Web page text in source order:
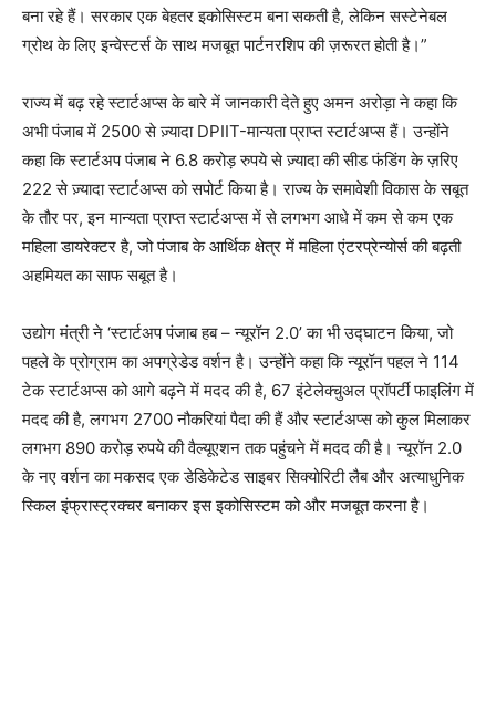
बना रहे हैं। सरकार एक बेहतर इकोसिस्टम बना सकती है, लेकिन सस्टेनेबल
ग्रोथ के लिए इन्वेस्टर्स के साथ मजबूत पार्टनरशिप की ज़रूरत होती है।”
राज्य में बढ़ रहे स्टार्टअप्स के बारे में जानकारी देते हुए अमन अरोड़ा ने कहा कि
अभी पंजाब में 2500 से ज़्यादा DPIIT-मान्यता प्राप्त स्टार्टअप्स हैं। उन्होंने
कहा कि स्टार्टअप पंजाब ने 6.8 करोड़ रुपये से ज़्यादा की सीड फंडिंग के ज़रिए
222 से ज़्यादा स्टार्टअप्स को सपोर्ट किया है। राज्य के समावेशी विकास के सबूत
के तौर पर, इन मान्यता प्राप्त स्टार्टअप्स में से लगभग आधे में कम से कम एक
महिला डायरेक्टर है, जो पंजाब के आर्थिक क्षेत्र में महिला एंटरप्रेन्योर्स की बढ़ती
अहमियत का साफ सबूत है।
उद्योग मंत्री ने ‘स्टार्टअप पंजाब हब – न्यूरॉन 2.0’ का भी उद्घाटन किया, जो
पहले के प्रोग्राम का अपग्रेडेड वर्शन है। उन्होंने कहा कि न्यूरॉन पहल ने 114
टेक स्टार्टअप्स को आगे बढ़ने में मदद की है, 67 इंटेलेक्चुअल प्रॉपर्टी फाइलिंग में
मदद की है, लगभग 2700 नौकरियां पैदा की हैं और स्टार्टअप्स को कुल मिलाकर
लगभग 890 करोड़ रुपये की वैल्यूएशन तक पहुंचने में मदद की है। न्यूरॉन 2.0
के नए वर्शन का मकसद एक डेडिकेटेड साइबर सिक्योरिटी लैब और अत्याधुनिक
स्किल इंफ्रास्ट्रक्चर बनाकर इस इकोसिस्टम को और मजबूत करना है।